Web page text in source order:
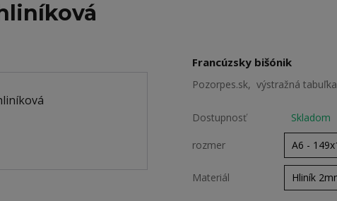
Francúzsky bišónik
Pozorpes.sk, výstražná tabuľka
Dostupnosť Skladom
rozmer
Materiál